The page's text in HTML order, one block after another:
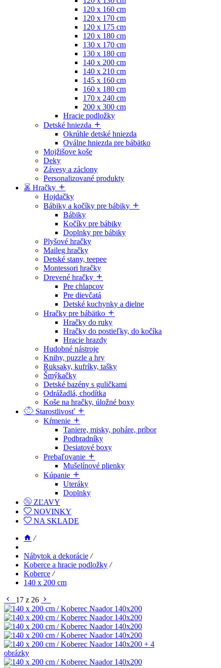
120 x 160 cm
120 x 170 cm
120 x 175 cm
120 x 180 cm
130 x 170 cm
130 x 180 cm
140 x 200 cm
140 x 210 cm
145 x 160 cm
160 x 180 cm
170 x 240 cm
200 x 300 cm
Hracie podložky
Detské hniezda
Okrúhle detské hniezda
Oválne hniezda pre bábätko
Mojžišove koše
Deky
Závesy a záclony
Personalizované produkty
Hračky
Hojdačky
Bábiky a kočíky pre bábiky
Bábiky
Kočíky pre bábiky
Doplnky pre bábiky
Plyšové hračky
Maileg hračky
Detské stany, teepee
Montessori hračky
Drevené hračky
Pre chlapcov
Pre dievčatá
Detské kuchynky a dielne
Hračky pre bábätko
Hračky do ruky
Hračky do postieľky, do kočíka
Hracie hrazdy
Hudobné nástroje
Knihy, puzzle a hry
Ruksaky, kufríky, tašky
Šmýkačky
Detské bazény s guličkami
Odrážadlá, chodítka
Koše na hračky, úložné boxy
Starostlivosť
Kŕmenie
Taniere, misky, poháre, príbor
Podbradníky
Desiatové boxy
Prebaľovanie
Mušelínové plienky
Kúpanie
Uteráky
Doplnky
ZĽAVY
NOVINKY
NA SKLADE
/
Nábytok a dekorácie /
Koberce a hracie podložky /
Koberce /
140 x 200 cm
17 z 26
+ 4
obrázky